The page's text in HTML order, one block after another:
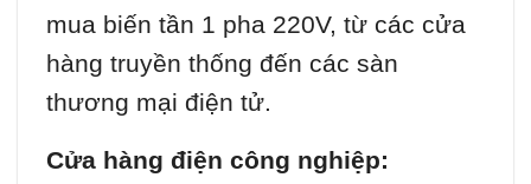
mua biến tần 1 pha 220V, từ các cửa
hàng truyền thống đến các sàn
thương mại điện tử.
Cửa hàng điện công nghiệp: